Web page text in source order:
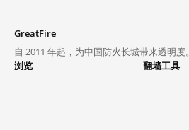
GreatFire
自 2011 年起，为中国防火长城带来透明度。
浏览
翻墙工具